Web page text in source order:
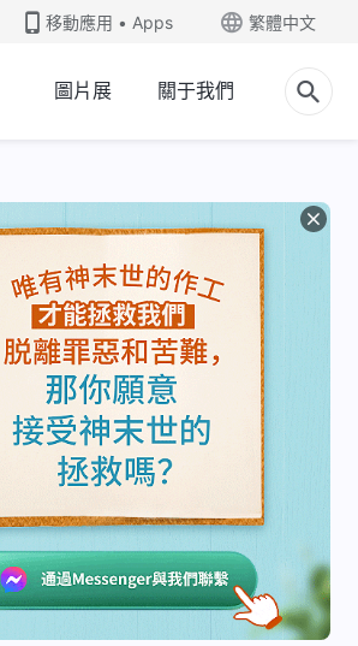
移動應用 • Apps 繁體中文
圖片展 關于我們